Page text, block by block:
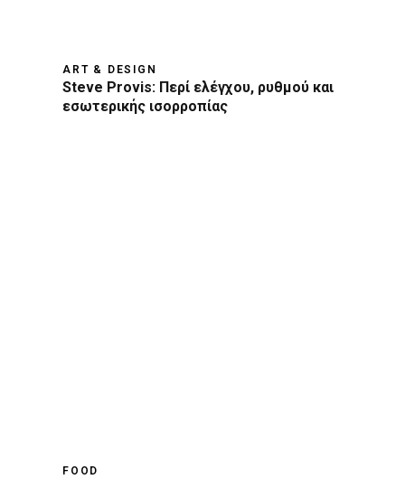
ART & DESIGN
Steve Provis: Περί ελέγχου, ρυθμού και
εσωτερικής ισορροπίας
FOOD